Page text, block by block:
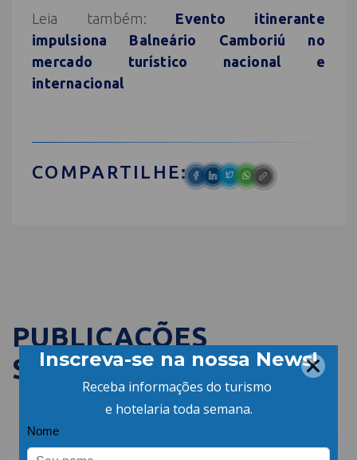
Leia também: Evento itinerante
impulsiona Balneário Camboriú no
mercado turístico nacional e
internacional
COMPARTILHE:
PUBLICAÇÕES
SEMELHANTES